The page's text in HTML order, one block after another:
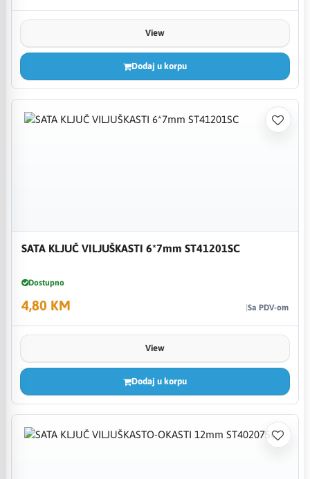
View
Dodaj u korpu
SATA KLJUČ VILJUŠKASTI 6*7mm ST41201SC
Dostupno
4,80 KM Sa PDV-om
View
Dodaj u korpu